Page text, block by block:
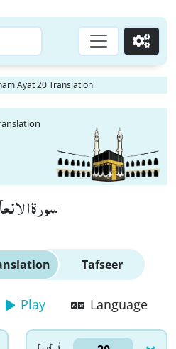
Go
Ayat 20 Translation
سورة
Tafseer
Play Language